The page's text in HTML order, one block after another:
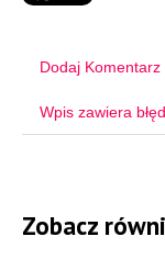
Dodaj Komentarz
Wpis zawiera
Zobacz